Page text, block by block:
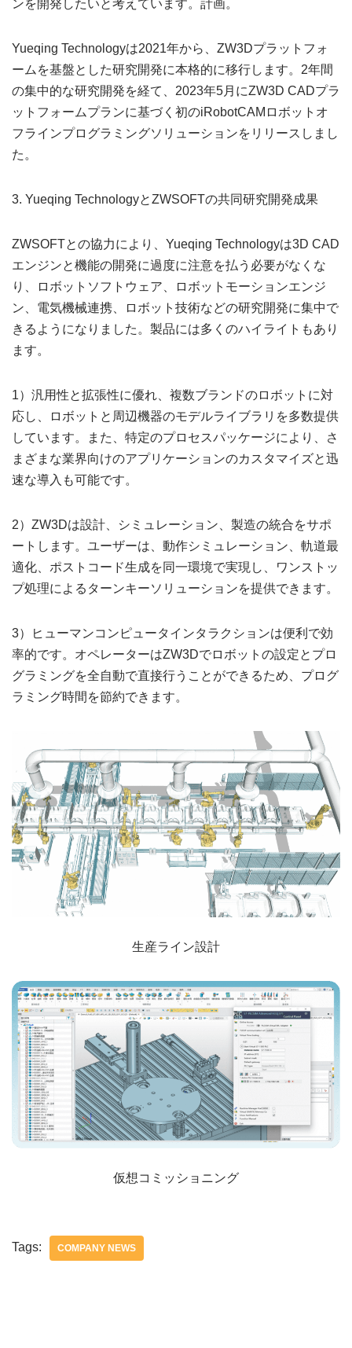
ンを開発したいと考えています。計画。
Yueqing Technologyは2021年から、ZW3Dプラットフォ
ームを基盤とした研究開発に本格的に移行します。2年間
の集中的な研究開発を経て、2023年5月にZW3D CADプラ
ットフォームプランに基づく初のiRobotCAMロボットオ
フラインプログラミングソリューションをリリースしまし
た。
3. Yueqing TechnologyとZWSOFTの共同研究開発成果
ZWSOFTとの協力により、Yueqing Technologyは3D CAD
エンジンと機能の開発に過度に注意を払う必要がなくな
り、ロボットソフトウェア、ロボットモーションエンジ
ン、電気機械連携、ロボット技術などの研究開発に集中で
きるようになりました。製品には多くのハイライトもあり
ます。
1）汎用性と拡張性に優れ、複数ブランドのロボットに対
応し、ロボットと周辺機器のモデルライブラリを多数提供
しています。また、特定のプロセスパッケージにより、さ
まざまな業界向けのアプリケーションのカスタマイズと迅
速な導入も可能です。
2）ZW3Dは設計、シミュレーション、製造の統合をサポ
ートします。ユーザーは、動作シミュレーション、軌道最
適化、ポストコード生成を同一環境で実現し、ワンストッ
プ処理によるターンキーソリューションを提供できます。
3）ヒューマンコンピュータインタラクションは便利で効
率的です。オペレーターはZW3Dでロボットの設定とプロ
グラミングを全自動で直接行うことができるため、プログ
ラミング時間を節約できます。
生産ライン設計
仮想コミッショニング
Tags: COMPANY NEWS